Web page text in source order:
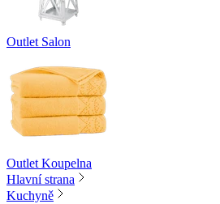
Outlet Salon
Outlet Koupelna
Hlavní strana
Kuchyně